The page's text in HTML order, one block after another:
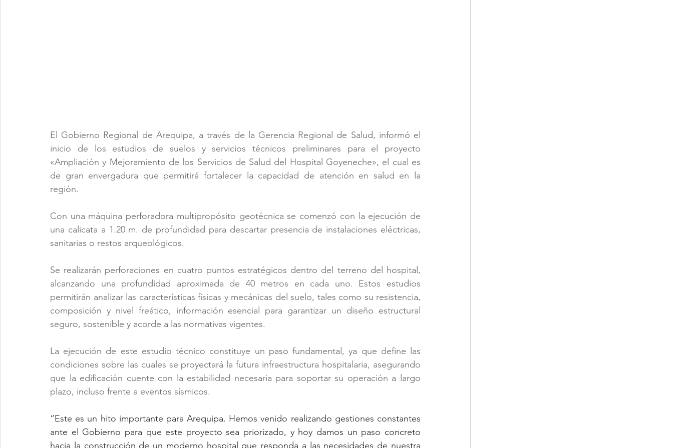
El Gobierno Regional de Arequipa, a través de la Gerencia Regional de Salud, informó el
inicio de los estudios de suelos y servicios técnicos preliminares para el proyecto
«Ampliación y Mejoramiento de los Servicios de Salud del Hospital Goyeneche», el cual es
de gran envergadura que permitirá fortalecer la capacidad de atención en salud en la
región.
Con una máquina perforadora multipropósito geotécnica se comenzó con la ejecución de
una calicata a 1.20 m. de profundidad para descartar presencia de instalaciones eléctricas,
sanitarias o restos arqueológicos.
Se realizarán perforaciones en cuatro puntos estratégicos dentro del terreno del hospital,
alcanzando una profundidad aproximada de 40 metros en cada uno. Estos estudios
permitirán analizar las características físicas y mecánicas del suelo, tales como su resistencia,
composición y nivel freático, información esencial para garantizar un diseño estructural
seguro, sostenible y acorde a las normativas vigentes.
La ejecución de este estudio técnico constituye un paso fundamental, ya que define las
condiciones sobre las cuales se proyectará la futura infraestructura hospitalaria, asegurando
que la edificación cuente con la estabilidad necesaria para soportar su operación a largo
plazo, incluso frente a eventos sísmicos.
“Este es un hito importante para Arequipa. Hemos venido realizando gestiones constantes
ante el Gobierno para que este proyecto sea priorizado, y hoy damos un paso concreto
hacia la construcción de un moderno hospital que responda a las necesidades de nuestra